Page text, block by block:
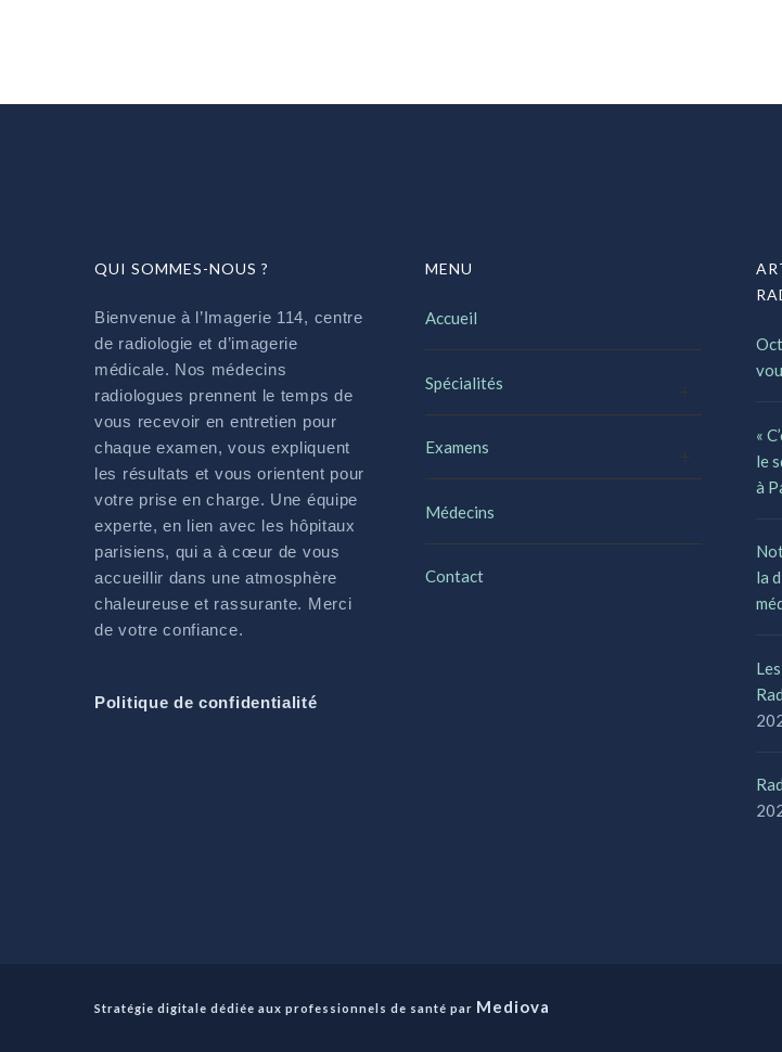
QUI SOMMES-NOUS ?
Bienvenue à l’Imagerie 114, centre
de radiologie et d’imagerie
médicale. Nos médecins
radiologues prennent le temps de
vous recevoir en entretien pour
chaque examen, vous expliquent
les résultats et vous orientent pour
votre prise en charge. Une équipe
experte, en lien avec les hôpitaux
parisiens, qui a à cœur de vous
accueillir dans une atmosphère
chaleureuse et rassurante. Merci
de votre confiance.
Politique de confidentialité
MENU
Accueil
Spécialités
Examens
Médecins
Contact
«
le
à
la
Stratégie digitale dédiée aux professionnels de santé par Mediova